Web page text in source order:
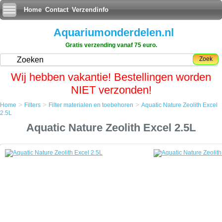
Home Contact Verzendinfo
Aquariumonderdelen.nl
Gratis verzending vanaf 75 euro.
Zoek
Wij hebben vakantie! Bestellingen worden
NIET verzonden!
Filter materialen en toebehoren
Aquatic Nature Zeolith Excel 2.5L
Zeolieten zijn mineralen die behoren tot de tectosilicaten. Natuurlijke
Home > Filters > Filter materialen en toebehoren > Aquatic Nature Zeolith Excel
2.5L
Aquatic Nature Zeolith Excel 2.5L